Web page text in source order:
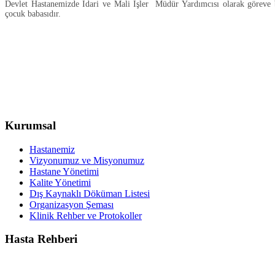
Devlet Hastanemizde İdari ve Mali İşler Müdür Yardımcısı olarak göreve
çocuk babasıdır.
Kurumsal
Hastanemiz
Vizyonumuz ve Misyonumuz
Hastane Yönetimi
Kalite Yönetimi
Dış Kaynaklı Döküman Listesi
Organizasyon Şeması
Klinik Rehber ve Protokoller
Hasta Rehberi